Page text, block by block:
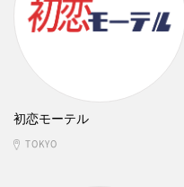
初恋モーテル
TOKYO